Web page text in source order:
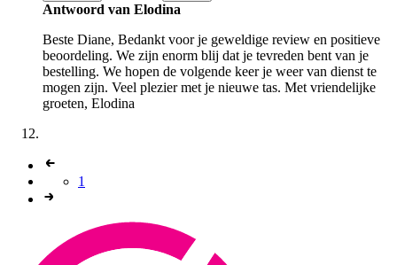
Antwoord van Elodina
Beste Diane, Bedankt voor je geweldige review en positieve
beoordeling. We zijn enorm blij dat je tevreden bent van je
bestelling. We hopen de volgende keer je weer van dienst te
mogen zijn. Veel plezier met je nieuwe tas. Met vriendelijke
groeten, Elodina
1